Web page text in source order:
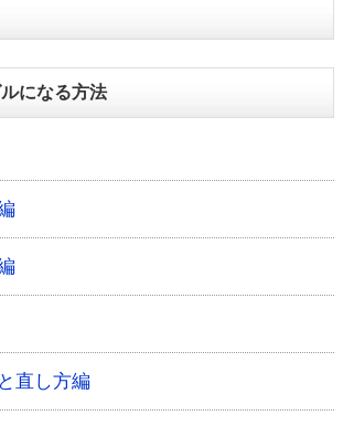
になる方法
直し方編